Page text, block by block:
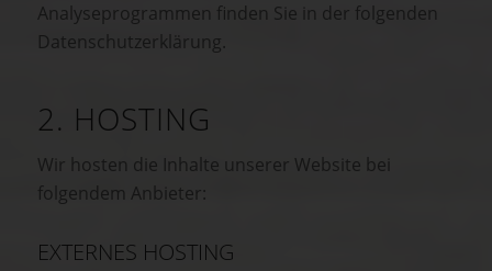
Analyseprogrammen finden Sie in der folgenden
Datenschutzerklärung.
2. HOSTING
Wir hosten die Inhalte unserer Website bei
folgendem Anbieter:
EXTERNES HOSTING